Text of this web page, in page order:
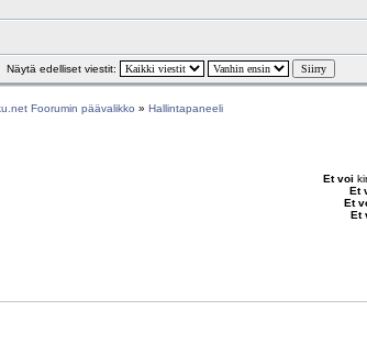
Näytä edelliset viestit:
Foorumin päävalikko » Hallintapaneeli
Et voi
Et
Et
Et